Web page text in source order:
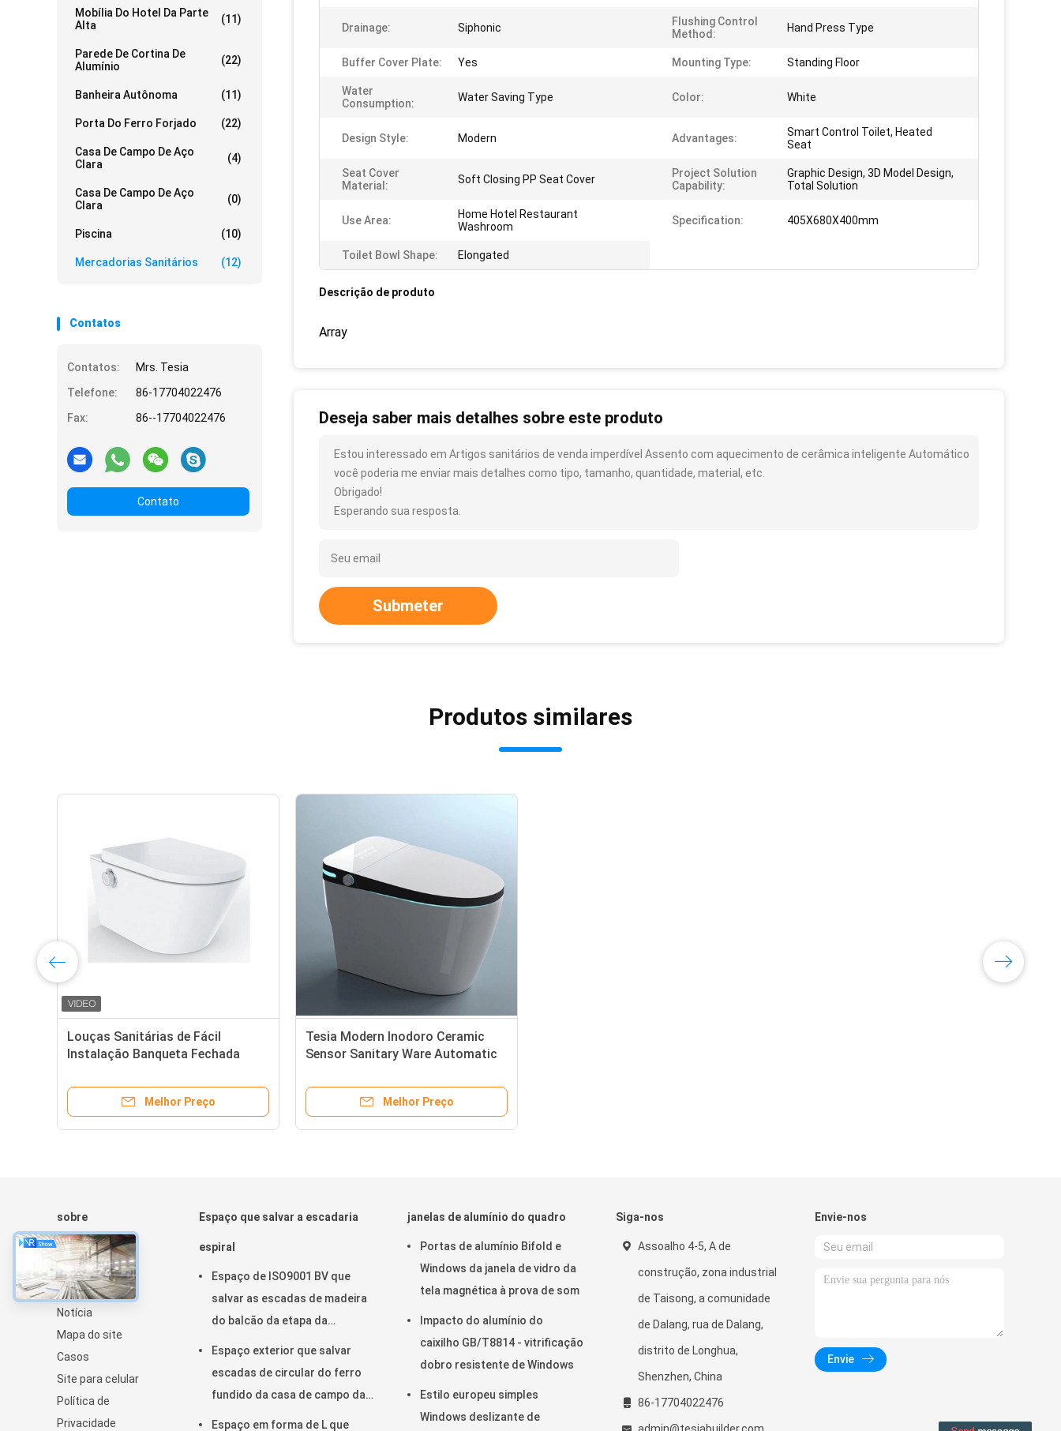
Mobília Do Hotel Da Parte
Alta
(11)
Parede De Cortina De
Alumínio
(22)
Banheira Autônoma (11)
Porta Do Ferro Forjado (22)
Casa De Campo De Aço
Clara
(4)
Casa De Campo De Aço
Clara
(0)
Piscina (10)
Mercadorias Sanitários (12)
Contatos
Contatos:
Mrs. Tesia
Telefone:
86-17704022476
Fax:
86--17704022476
Contato
Drainage: Siphonic
Flushing Control
Method:
Hand Press Type
Buffer Cover Plate: Yes Mounting Type: Standing Floor
Water
Consumption:
Water Saving Type Color: White
Design Style: Modern Advantages:
Smart Control Toilet, Heated
Seat
Seat Cover
Material:
Soft Closing PP Seat Cover
Project Solution
Capability:
Graphic Design, 3D Model Design,
Total Solution
Use Area:
Home Hotel Restaurant
Washroom
Specification: 405X680X400mm
Toilet Bowl Shape: Elongated
Descrição de produto
Array
Deseja saber mais detalhes sobre este produto
Estou interessado em Artigos sanitários de venda imperdível Assento com aquecimento de cerâmica inteligente Automático
você poderia me enviar mais detalhes como tipo, tamanho, quantidade, material, etc.
Obrigado!
Esperando sua resposta.
Submeter
Produtos similares
Louças Sanitárias de Fácil
Instalação Banqueta Fechada
Aquecimento Vaso Sanitário
Melhor Preço
Tesia Modern Inodoro Ceramic
Sensor Sanitary Ware Automatic
For Sale
Melhor Preço
sobre
Casa
Produtos
Sobre nós
Notícia
Mapa do site
Casos
Site para celular
Política de
Privacidade
Espaço que salvar a escadaria
espiral
Espaço de ISO9001 BV que
salvar as escadas de madeira
do balcão da etapa da
Espaço exterior que salvar
escadas de circular do ferro
fundido da casa de campo da
Espaço em forma de L que
janelas de alumínio do quadro
Portas de alumínio Bifold e
Windows da janela de vidro da
tela magnética à prova de som
Impacto do alumínio do
caixilho GB/T8814 - vitrificação
dobro resistente de Windows
Estilo europeu simples
Windows deslizante de
Siga-nos
Assoalho 4-5, A de
construção, zona industrial
de Taisong, a comunidade
de Dalang, rua de Dalang,
distrito de Longhua,
Shenzhen, China
86-17704022476
Envie-nos
Envie